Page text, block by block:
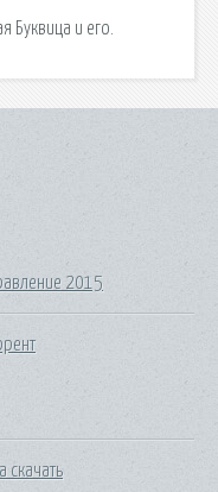
Буквица и его.
2015
скачать